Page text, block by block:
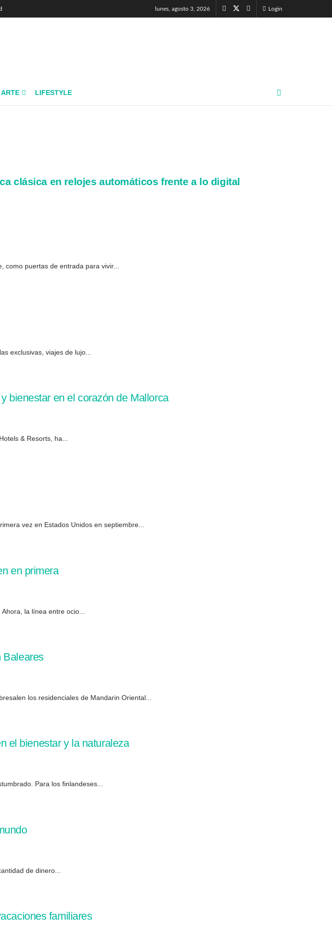
lunes, agosto 3, 2026 Login
ARTE LIFESTYLE
clásica en relojes automáticos frente a lo digital
puertas de entrada para vivir...
exclusivas, viajes de lujo...
bienestar en el corazón de Mallorca
& Resorts, ha...
vez en Estados Unidos en septiembre...
en primera
la línea entre ocio...
Baleares
los residenciales de Mandarin Oriental...
el bienestar y la naturaleza
Para los finlandeses...
de dinero...
familiares